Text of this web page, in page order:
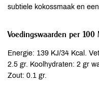
subtiele kokossmaak en
Voedingswaarden per 100
Energie: 139 KJ/34 Kcal.
2.5 gr. Koolhydraten: 2 gr
Zout: 0.1 gr.